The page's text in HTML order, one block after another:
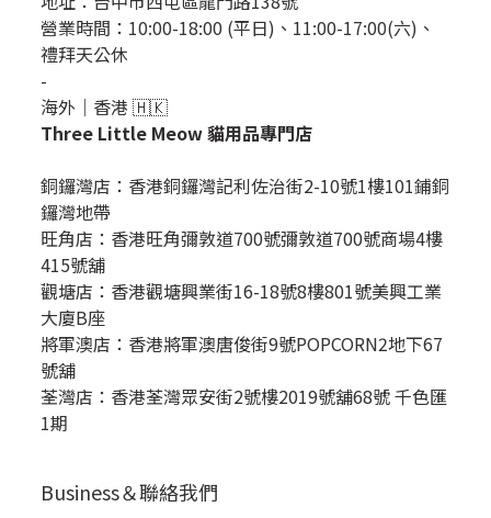
營業時間：10:00-18:00 (平日)、11:00-17:00(六)、
禮拜天公休
-
海外｜香港 🇭🇰
Three Little Meow 貓用品專門店
銅鑼灣店： 香港銅鑼灣記利佐治街2-10號1樓101鋪銅
鑼灣地帶
旺角店：香港旺角彌敦道700號彌敦道700號商場4樓
415號舖
觀塘店：香港觀塘興業街16-18號8樓801號美興工業
大廈B座
將軍澳店：香港將軍澳唐俊街9號POPCORN2地下67
號舖
荃灣店：香港荃灣眾安街2號樓2019號舖68號 千色匯
1期
Business＆聯絡我們